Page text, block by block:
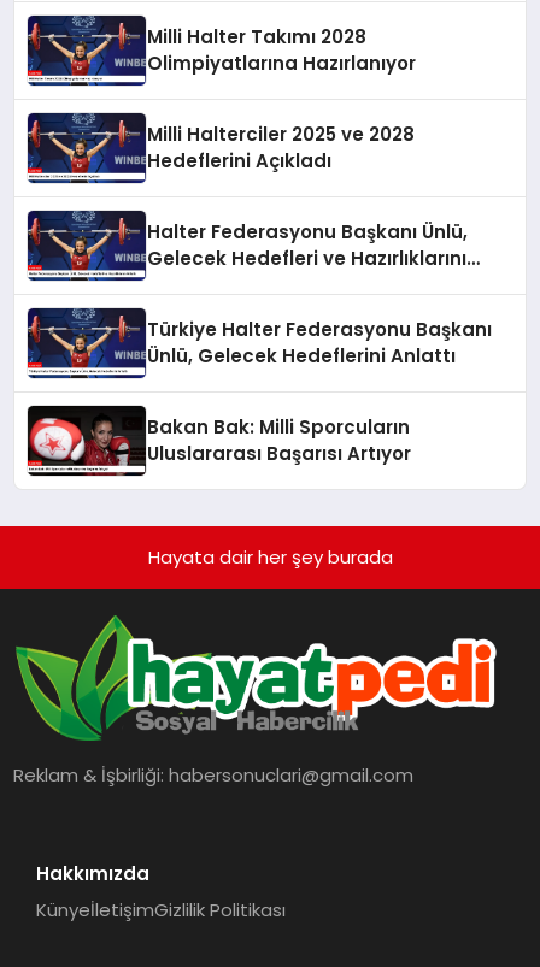
Milli Halter Takımı 2028
Olimpiyatlarına Hazırlanıyor
Milli Halterciler 2025 ve 2028
Hedeflerini Açıkladı
Halter Federasyonu Başkanı Ünlü,
Gelecek Hedefleri ve Hazırlıklarını
Türkiye Halter Federasyonu Başkanı
Ünlü, Gelecek Hedeflerini Anlattı
Bakan Bak: Milli Sporcuların
Uluslararası Başarısı Artıyor
Hayata dair her şey burada
Reklam & İşbirliği:habersonuclari@gmail.com
Hakkımızda
KünyeİletişimGizlilik Politikası